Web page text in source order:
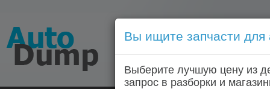
Голосовой запрос
Главная
Вы ищите запчасти для
Выберите лучшую цену из
запрос в разборки и